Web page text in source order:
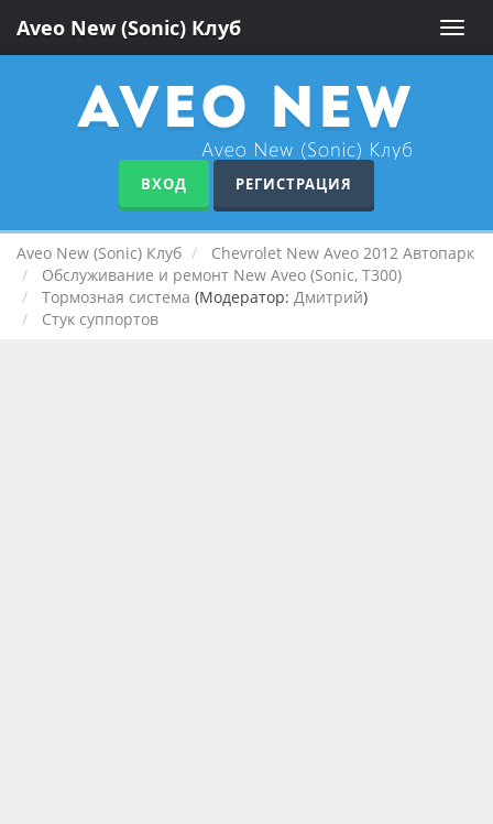
Toggle
Aveo New (Sonic) Клуб
ВХОД РЕГИСТРАЦИЯ
Aveo New (Sonic) Клуб
Chevrolet New Aveo 2012 Автопарк
Обслуживание и ремонт New Aveo (Sonic, T300)
Тормозная система (Модератор: Дмитрий)
Стук суппортов